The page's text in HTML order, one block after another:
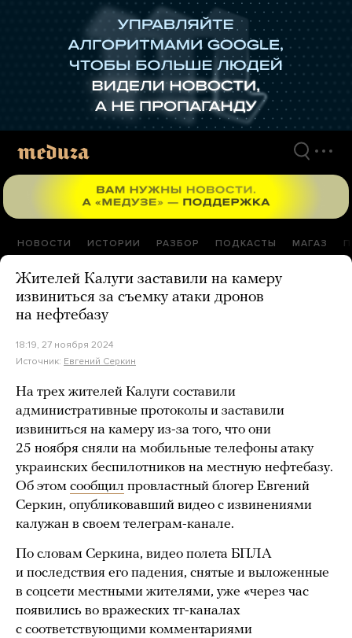
НОВОСТИ ИСТОРИИ РАЗБОР ПОДКАСТЫ МАГАЗ
Жителей Калуги заставили на камеру
извиниться за съемку атаки дронов
на нефтебазу
18:19, 27 ноября 2024
Источник: Евгений Серкин
На трех жителей Калуги составили
административные протоколы и заставили
извиниться на камеру из-за того, что они
25 ноября сняли на мобильные телефоны атаку
украинских беспилотников на местную нефтебазу.
Об этом сообщил провластный блогер Евгений
Серкин, опубликовавший видео с извинениями
калужан в своем телеграм-канале.
По словам Серкина, видео полета БПЛА
и последствия его падения, снятые и выложенные
в соцсети местными жителями, уже «через час
появились во вражеских тг-каналах
с соответствующими комментариями